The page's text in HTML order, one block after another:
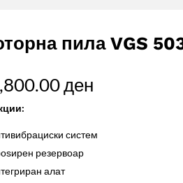
пила VGS
ден
систем
резервоар
алат